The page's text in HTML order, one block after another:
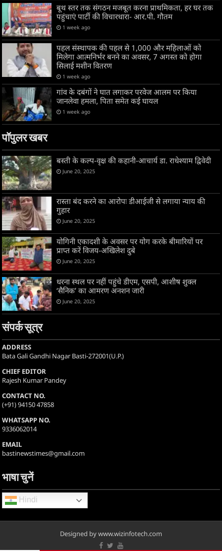
बूथ स्तर तक संगठन मजबूत करना प्राथमिकता, हर घर तक
पहुंचाएं पार्टी की विचारधारा- आर.पी. गौतम
1 week ago
पहल संस्थापक की पहल से 1,000 और महिलाओं को
मिलेगा आत्मनिर्भर बनने का अवसर, 7 अगस्त को होगा
सिलाई मशीन वितरण
1 week ago
गांव के दबंगों ने घात लगाकर परवेज आलम पर किया
जानलेवा हमला, पिता समेत कई घायल
1 week ago
पॉपुलर खबर
बस्ती के कल्प-वृक्ष की कहानी-आचार्य डा. राधेश्याम द्विवेदी
June 20, 2025
रास्ता बंद करने का आरोपः डीआईजी से लगाया न्याय की
गुहार
June 20, 2025
योगिनी एकादशी के अवसर पर योग करके बीमारियों पर
प्राप्त करें विजय-अखिलेश दुबे
June 20, 2025
धरना स्थल पर नहीं पहुंचे डीएम, एसपी, आशीष शुक्ल
‘सैनिक’ का आमरण अनशन जारी
June 20, 2025
संपर्क सूत्र
ADDRESS
Bata Gali Gandhi Nagar Basti-272001(U.P.)
CHIEF EDITOR
Rajesh Kumar Pandey
CONTACT NO.
(+91) 94150 47858
WHATSAPP NO.
9336062014
EMAIL
bastinewstimes@gmail.com
भाषा चुनें
Hindi
Designed by www.wizinfotech.com